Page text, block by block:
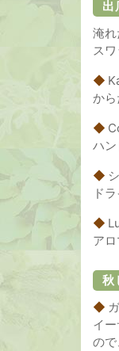
出
淹
スワ
◆
か
◆
ハ
◆
ド
◆
ア
秋
◆
イ
ので